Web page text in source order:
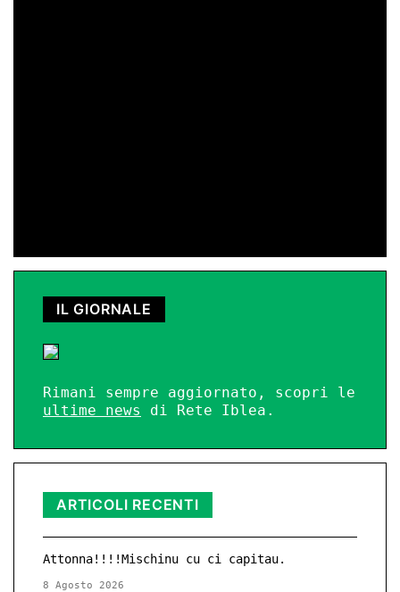
IL GIORNALE
Rimani sempre aggiornato, scopri le
ultime news
di Rete Iblea.
ARTICOLI RECENTI
Attonna!!!!Mischinu cu ci capitau.
8 Agosto 2026